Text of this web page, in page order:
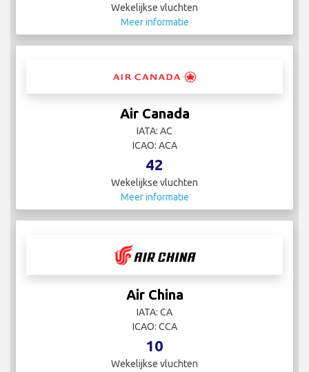
Wekelijkse vluchten
Meer informatie
Air Canada
IATA: AC
ICAO: ACA
42
Wekelijkse vluchten
Meer informatie
Air China
IATA: CA
ICAO: CCA
10
Wekelijkse vluchten